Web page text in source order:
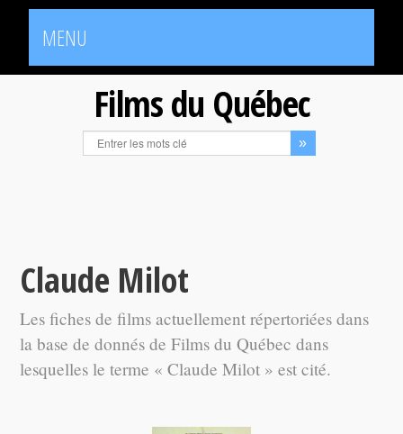
MENU
Films du Québec
Claude Milot
Les fiches de films actuellement répertoriées dans
la base de donnés de Films du Québec dans
lesquelles le terme « Claude Milot » est cité.